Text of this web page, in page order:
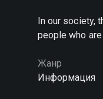
In our society,
people who
Жанр
Информация